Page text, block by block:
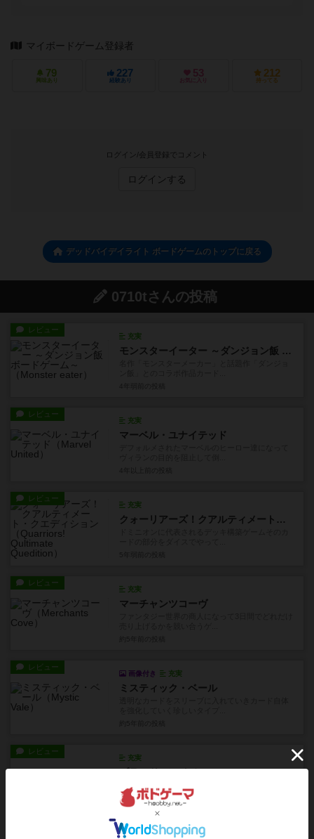
マイボードゲーム登録者
79
興味あり
227
経験あり
53
お気に入り
212
持ってる
ログイン/会員登録でコメント
ログインする
デッドバイデイライト ボードゲームのトップに戻る
0710tさんの投稿
レビュー
充実
モンスターイーター ～ダンジョン飯 ボードゲーム～
レビュー
充実
マーベル・ユナイテッド
レビュー
充実
クォーリアーズ！クアルティメート・クエディション
レビュー
充実
マーチャンツコーヴ
レビュー
画像付き 充実
ミスティック・ベール
レビュー
充実
ブラッド・レイジ
チバチの陣取りゲームです。...
5年以上前 の投稿